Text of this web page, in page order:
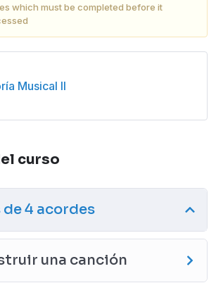
which must be completed before it
Musical II
curso
4 acordes
una canción